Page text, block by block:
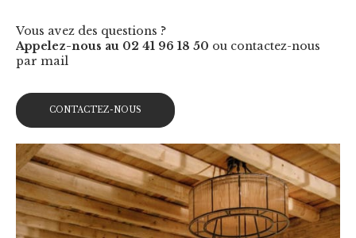
Vous avez des questions ?
Appelez-nous au 02 41 96 18 50 ou contactez-nous
par mail
CONTACTEZ-NOUS